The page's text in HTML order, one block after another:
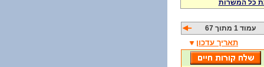
כל המשרות
עמוד 1 מתוך 67
תאריך עדכון